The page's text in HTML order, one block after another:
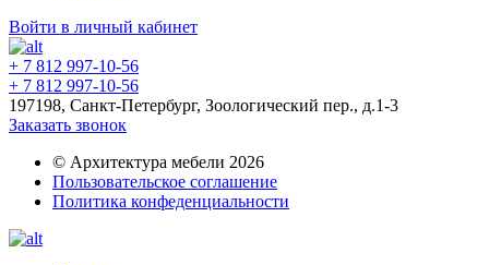
Войти в личный кабинет
+ 7 812 997-10-56
+ 7 812 997-10-56
197198, Санкт-Петербург, Зоологический пер., д.1-3
Заказать звонок
© Архитектура мебели 2026
Пользовательское соглашение
Политика конфеденциальности